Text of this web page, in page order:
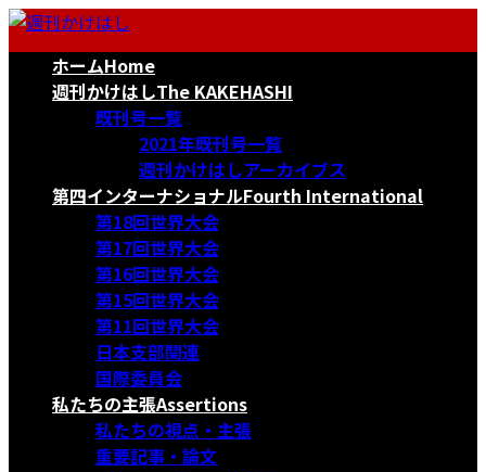
コ
ナ
ホームHome
週刊かけはしThe KAKEHASHI
既刊号一覧
2021年既刊号一覧
週刊かけはしアーカイブス
第四インターナショナルFourth International
第18回世界大会
第17回世界大会
第16回世界大会
第15回世界大会
第11回世界大会
日本支部関連
国際委員会
私たちの主張Assertions
私たちの視点・主張
重要記事・論文